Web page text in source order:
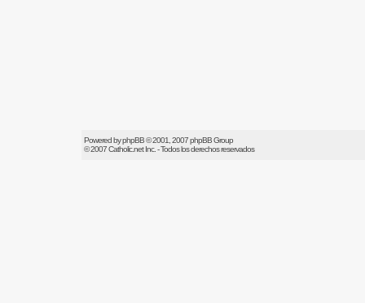
Powered byphpBB© 2001, 2007 phpBB Group
© 2007Catholic.netInc. - Todos los derechos reservados